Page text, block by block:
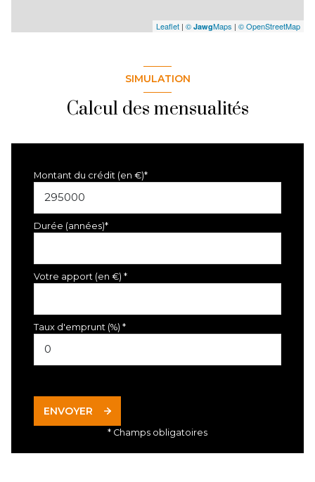
Leaflet | © JawgMaps | © OpenStreetMap
SIMULATION
Calcul des mensualités
Montant du crédit (en €)*
Durée (années)*
Votre apport (en €) *
Taux d'emprunt (%) *
ENVOYER
* Champs obligatoires